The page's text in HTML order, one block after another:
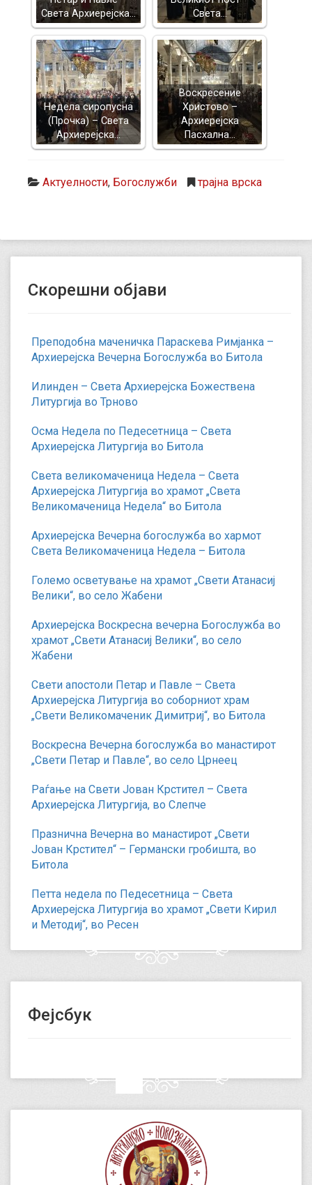
Света Архиерејска…
Света…
Недела сиропусна
(Прочка) – Света
Архиерејска…
Воскресение
Христово –
Архиерејска
Пасхална…
Актуелности, Богослужби трајна врска
Скорешни објави
Преподобна маченичка Параскева Римјанка –
Архиерејска Вечерна Богослужба во Битола
Илинден – Света Архиерејска Божествена
Литургија во Трново
Осма Недела по Педесетница – Света
Архиерејска Литургија во Битола
Света великомаченица Недела – Света
Архиерејска Литургија во храмот „Света
Великомаченица Недела“ во Битола
Архиерејска Вечерна богослужба во хармот
Света Великомаченица Недела – Битола
Големо осветување на храмот „Свети Атанасиј
Велики“, во село Жабени
Архиерејска Воскресна вечерна Богослужба во
храмот „Свети Атанасиј Велики“, во село
Жабени
Свети апостоли Петар и Павле – Света
Архиерејска Литургија во соборниот храм
„Свети Великомаченик Димитриј“, во Битола
Воскресна Вечерна богослужба во манастирот
„Свети Петар и Павле“, во село Црнеец
Раѓање на Свети Јован Крстител – Света
Архиерејска Литургија, во Слепче
Празнична Вечерна во манастирот „Свети
Јован Крстител“ – Германски гробишта, во
Битола
Петта недела по Педесетница – Света
Архиерејска Литургија во храмот „Свети Кирил
и Методиј“, во Ресен
Фејсбук